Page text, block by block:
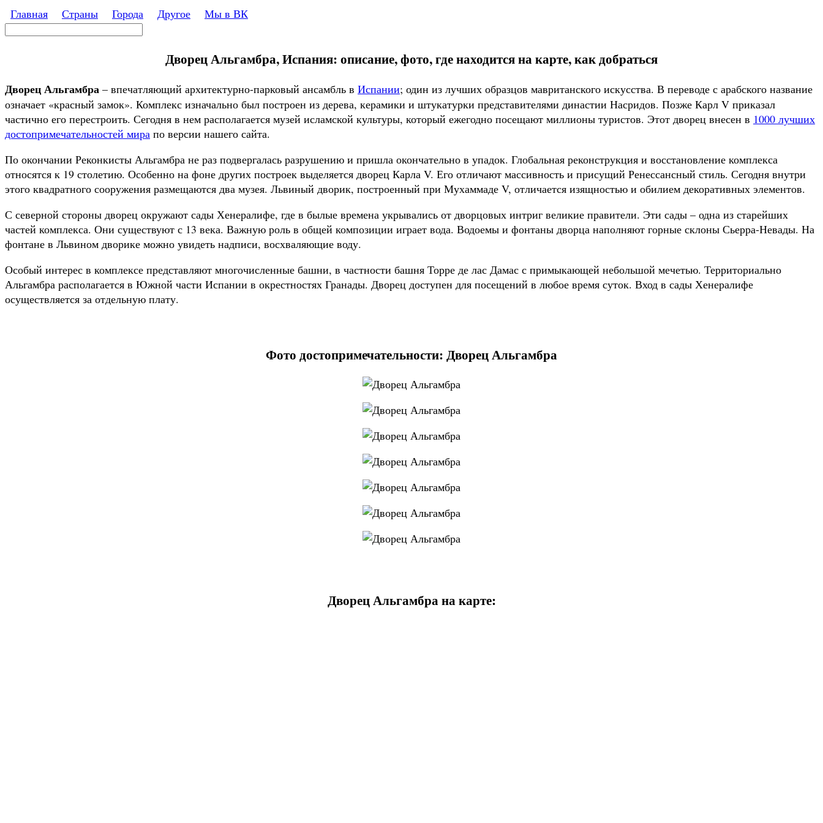
Перейти к основному содержанию
Главная Страны Города Другое Мы в ВК
Поиск
Дворец Альгамбра, Испания: описание, фото, где находится на карте, как добраться
Дворец Альгамбра – впечатляющий архитектурно-парковый ансамбль в Испании; один из лучших образцов мавританского искусства. В переводе с арабского название
означает «красный замок». Комплекс изначально был построен из дерева, керамики и штукатурки представителями династии Насридов. Позже Карл V приказал
частично его перестроить. Сегодня в нем располагается музей исламской культуры, который ежегодно посещают миллионы туристов. Этот дворец внесен в 1000 лучших
достопримечательностей мира по версии нашего сайта.
По окончании Реконкисты Альгамбра не раз подвергалась разрушению и пришла окончательно в упадок. Глобальная реконструкция и восстановление комплекса
относятся к 19 столетию. Особенно на фоне других построек выделяется дворец Карла V. Его отличают массивность и присущий Ренессансный стиль. Сегодня внутри
этого квадратного сооружения размещаются два музея. Львиный дворик, построенный при Мухаммаде V, отличается изящностью и обилием декоративных элементов.
С северной стороны дворец окружают сады Хенералифе, где в былые времена укрывались от дворцовых интриг великие правители. Эти сады – одна из старейших
частей комплекса. Они существуют с 13 века. Важную роль в общей композиции играет вода. Водоемы и фонтаны дворца наполняют горные склоны Сьерра-Невады. На
фонтане в Львином дворике можно увидеть надписи, восхваляющие воду.
Особый интерес в комплексе представляют многочисленные башни, в частности башня Торре де лас Дамас с примыкающей небольшой мечетью. Территориально
Альгамбра располагается в Южной части Испании в окрестностях Гранады. Дворец доступен для посещений в любое время суток. Вход в сады Хенералифе
осуществляется за отдельную плату.
Фото достопримечательности: Дворец Альгамбра
Дворец Альгамбра на карте: